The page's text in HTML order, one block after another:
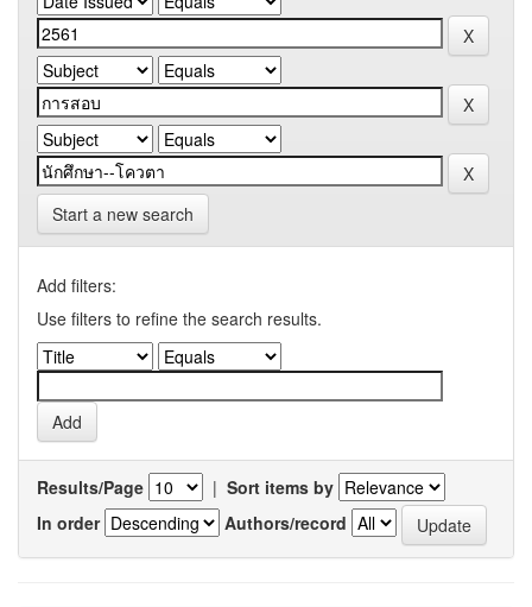
Start a new search
Add filters:
Use filters to refine the search results.
Results/Page | Sort items by
In order
Authors/record